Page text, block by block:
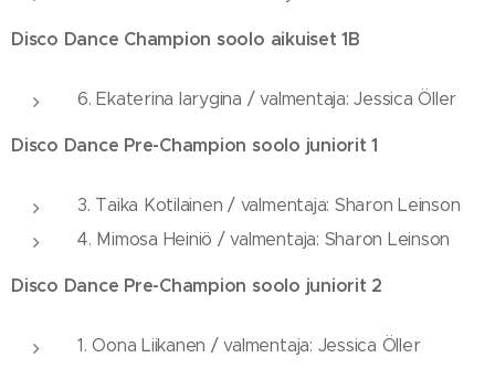
Disco Dance Champion soolo aikuiset 1B
6. Ekaterina Iarygina / valmentaja: Jessica Öller
Disco Dance Pre-Champion soolo juniorit 1
3. Taika Kotilainen / valmentaja: Sharon Leinson
4. Mimosa Heiniö / valmentaja: Sharon Leinson
Disco Dance Pre-Champion soolo juniorit 2
1. Oona Liikanen / valmentaja: Jessica Öller